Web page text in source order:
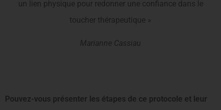
un lien physique pour redonner une confiance dans le
toucher thérapeutique »
Marianne Cassiau
Pouvez-vous présenter les étapes de ce proto­cole et leur